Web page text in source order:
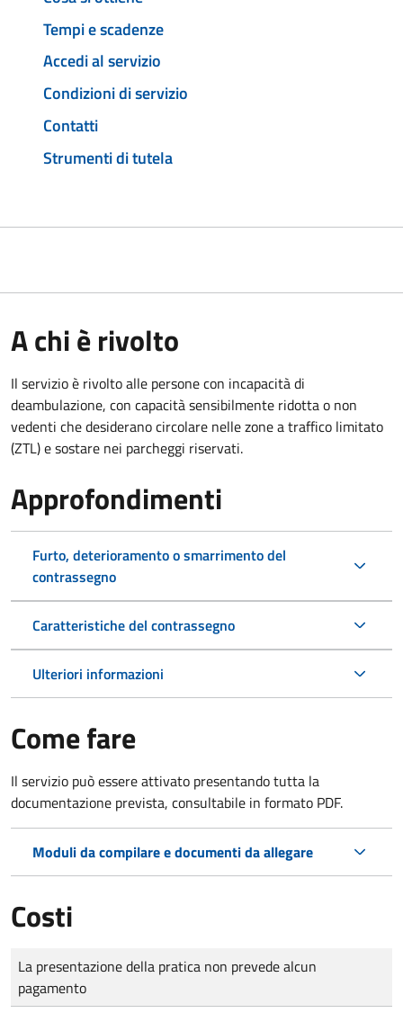
Tempi e scadenze
Accedi al servizio
Condizioni di servizio
Contatti
Strumenti di tutela
A chi è rivolto
Il servizio è rivolto alle persone con incapacità di
deambulazione, con capacità sensibilmente ridotta o non
vedenti che desiderano circolare nelle zone a traffico limitato
(ZTL) e sostare nei parcheggi riservati.
Approfondimenti
Furto, deterioramento o smarrimento del
contrassegno
Caratteristiche del contrassegno
Ulteriori informazioni
Come fare
Il servizio può essere attivato presentando tutta la
documentazione prevista, consultabile in formato PDF.
Moduli da compilare e documenti da allegare
Costi
Tipo di pagamento
Importo
La presentazione della pratica non prevede alcun
pagamento